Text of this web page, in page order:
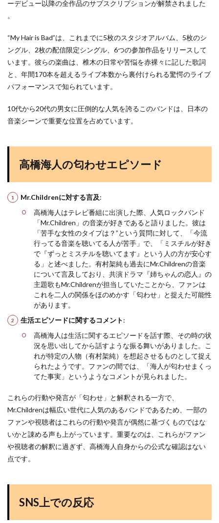
ーデビュー以降の全作品のサブスクリプションが解禁されました​
。
“My Hair is Bad”は、これまでに5枚のスタジオアルバム、5枚のシ
ングル、2枚の配信限定シングル、6つの参加作品をリリースして
います​​。彼らの楽曲は、椎木の日常や苦悩を赤裸々に記した歌詞
と、年間170本を超えるライブ本数から裏付けられる驚愕のライブ
パフォーマンスで知られています​​。
10代から20代の男女に圧倒的な人気を誇るこのバンドは、日本の
音楽シーンで重要な位置を占めています​​。
高橋海人の匂わせエピソード
Mr.Childrenに対する言及:
高橋海人はテレビ番組に出演した際、人気ロックバンド
「Mr.Children」の音楽が好きであると語りました。彼は
「苦手な女性のタイプは？”という質問に対して、「今流
行ってる音楽を聴いてる人が苦手」で、「ミスチルが好き
で『ずっとミスチルを聴いてます』という人の方が安心す
る」と述べました。有村架純も過去にMr.Childrenの音楽
について言及しており、共演ドラマ『姉ちゃんの恋人』の
主題歌もMr.Childrenが担当していたことから、ファンは
これを二人の関係をほのめかす「匂わせ」と捉えた可能性
があります​​。
生活エピソードに関するコメント:
高橋海人は生活に関するエピソードを話す際、その時の状
況を思い出してから話すような振る舞いがありました。こ
れが特定の人物（有村架純）を想起させるものとして捉え
られたようです。ファンの間では、「海人が匂わせまくっ
てた事実」というようなコメントが見られました​​。
これらの行動や発言が「匂わせ」と解釈される一方で、
Mr.Childrenは幅広い世代に人気のあるバンドであるため、一部の
ファンや視聴者はこれらの行動や発言が偶然に基づくものではな
いかと諌める声も上がっています。重要なのは、これらがファン
や視聴者の解釈に過ぎず、高橋海人自身からの公式な確認はない
点です。
SNS上での反応